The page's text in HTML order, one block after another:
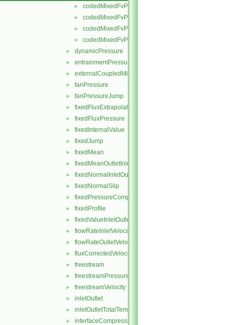
► codedMixedFvPatchField.H
► codedMixedFvPatchFields.C
► codedMixedFvPatchFields.H
► codedMixedFvPatchFieldsFwd.H
► dynamicPressure
► entrainmentPressure
► externalCoupledMixed
► fanPressure
► fanPressureJump
► fixedFluxExtrapolatedPressure
► fixedFluxPressure
► fixedInternalValue
► fixedJump
► fixedMean
► fixedMeanOutletInlet
► fixedNormalInletOutletVelocity
► fixedNormalSlip
► fixedPressureCompressibleDensity
► fixedProfile
► fixedValueInletOutlet
► flowRateInletVelocity
► flowRateOutletVelocity
► fluxCorrectedVelocity
► freestream
► freestreamPressure
► freestreamVelocity
► inletOutlet
► inletOutletTotalTemperature
► interfaceCompression